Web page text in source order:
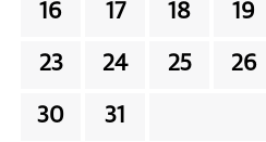
16 17 18 19
23 24 25 26
30 31